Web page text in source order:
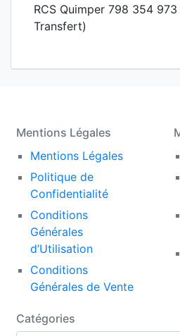
RCS Quimper 798 354
Transfert)
Mentions Légales
Mentions Légales
Politique de
Confidentialité
Conditions
Générales
d’Utilisation
Conditions
Générales de Vente
Catégories